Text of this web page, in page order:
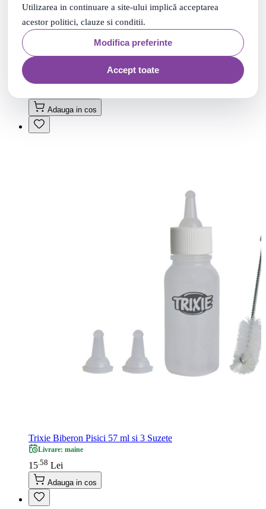
Utilizarea in continuare a site-ului implică acceptarea
acestor politici, clauze si conditii.
Modifica preferinte
Accept toate
Seringa Hranire Cu 3 Tetine Silicon, 10 ml, 2422
Adauga in cos
Trixie Biberon Pisici 57 ml si 3 Suzete
Livrare: maine
15 58 Lei
Adauga in cos